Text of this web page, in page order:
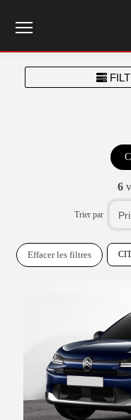
6
Trier par
Effacer les filtres